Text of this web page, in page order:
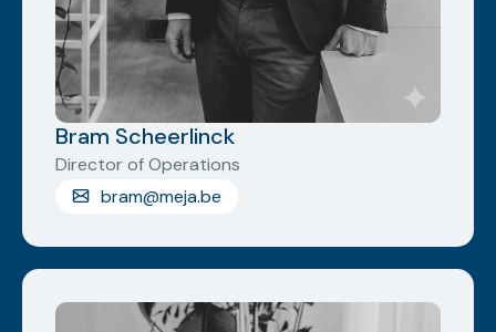
Bram Scheerlinck
Director of Operations
bram@meja.be